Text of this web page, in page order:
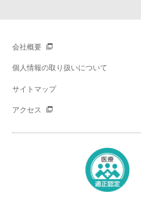
会社概要
個人情報の取り扱いについて
サイトマップ
アクセス